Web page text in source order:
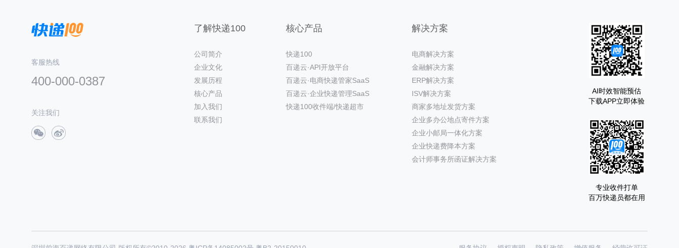
客服热线
400-000-0387
关注我们
了解快递100
公司简介
企业文化
发展历程
核心产品
加入我们
联系我们
核心产品
快递100
百递云·API开放平台
百递云·电商快递管家SaaS
百递云·企业快递管理SaaS
快递100收件端/快递超市
解决方案
电商解决方案
金融解决方案
ERP解决方案
ISV解决方案
商家多地址发货方案
企业多办公地点寄件方案
企业小邮局一体化方案
企业快递费降本方案
会计师事务所函证解决方案
AI时效智能预估
下载APP立即体验
专业收件打单
百万快递员都在用